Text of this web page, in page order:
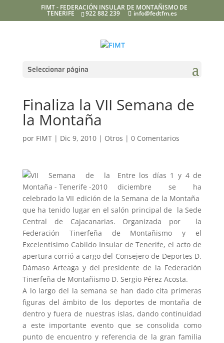
FIMT - FEDERACIÓN INSULAR DE MONTAÑISMO DE
TENERIFE 922 882 239 info@fedtfm.es
Seleccionar página
Finaliza la VII Semana de
la Montaña
por FIMT| Dic 9, 2010| Otros | 0 Comentarios
Entre los días 1 y 4 de
diciembre se ha
celebrado la VII edición de la Semana de la Montaña
que ha tenido lugar en el salón principal de la Sede
Central de Cajacanarias. Organizada por la
Federación Tinerfeña de Montañismo y el
Excelentísimo Cabildo Insular de Tenerife, el acto de
apertura corrió a cargo del Consejero de Deportes D.
Dámaso Arteaga y del presidente de la Federación
Tinerfeña de Montañismo D. Sergio Pérez Acosta.
A lo largo del la semana se han dado cita primeras
figuras del ámbito de los deportes de montaña de
dentro y fuera de nuestras islas, dando continuidad
a este importante evento que se consolida como
punto de encuentro y referencia de la gran familia